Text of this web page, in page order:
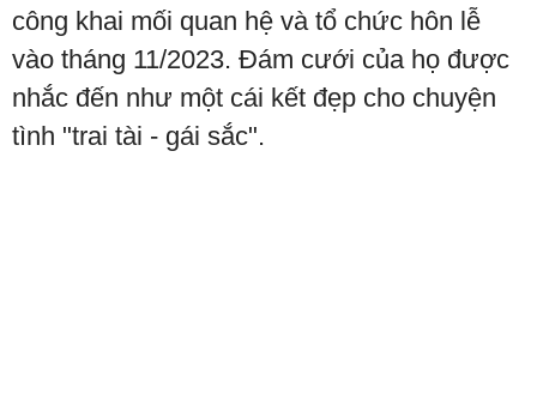
công khai mối quan hệ và tổ chức hôn lễ
vào tháng 11/2023. Đám cưới của họ được
nhắc đến như một cái kết đẹp cho chuyện
tình "trai tài - gái sắc".